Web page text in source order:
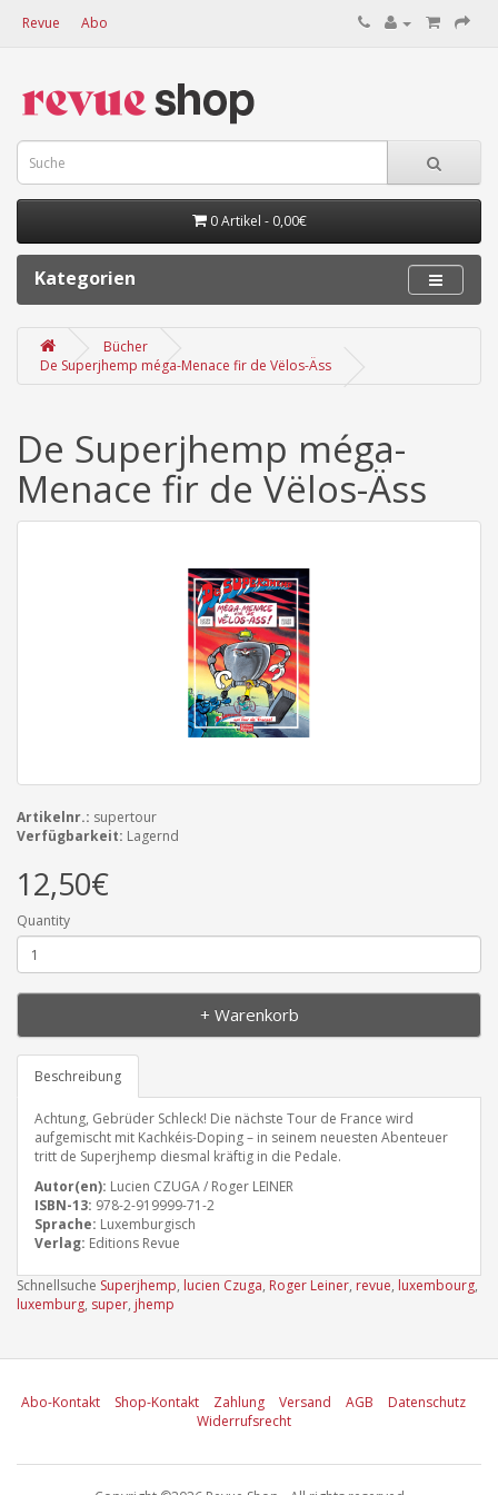
Revue Abo
0 Artikel - 0,00€
Kategorien
Bücher
De Superjhemp méga-Menace fir de Vëlos-Äss
De Superjhemp méga-
Menace fir de Vëlos-Äss
Artikelnr.: supertour
Verfügbarkeit: Lagernd
12,50€
Quantity
+ Warenkorb
Beschreibung
Achtung, Gebrüder Schleck! Die nächste Tour de France wird
aufgemischt mit Kachkéis-Doping – in seinem neuesten Abenteuer
tritt de Superjhemp diesmal kräftig in die Pedale.
Autor(en): Lucien CZUGA / Roger LEINER
ISBN-13: 978-2-919999-71-2
Sprache: Luxemburgisch
Verlag: Editions Revue
Schnellsuche Superjhemp, lucien Czuga, Roger Leiner, revue, luxembourg,
luxemburg, super, jhemp
Abo-Kontakt Shop-Kontakt Zahlung Versand AGB
Datenschutz
Widerrufsrecht